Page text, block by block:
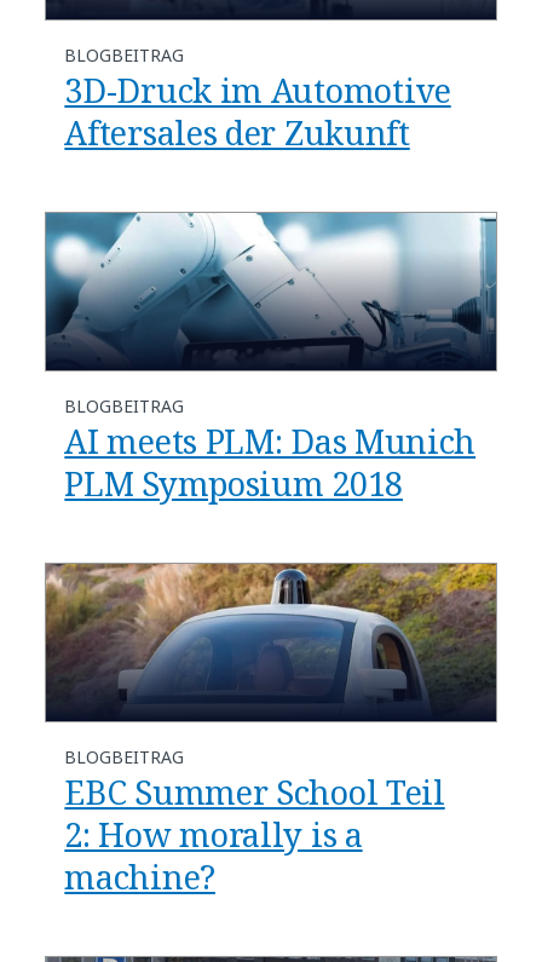
BLOGBEITRAG
3D-Druck im Automotive
Aftersales der Zukunft
BLOGBEITRAG
AI meets PLM: Das Munich
PLM Symposium 2018
BLOGBEITRAG
EBC Summer School Teil
2: How morally is a
machine?